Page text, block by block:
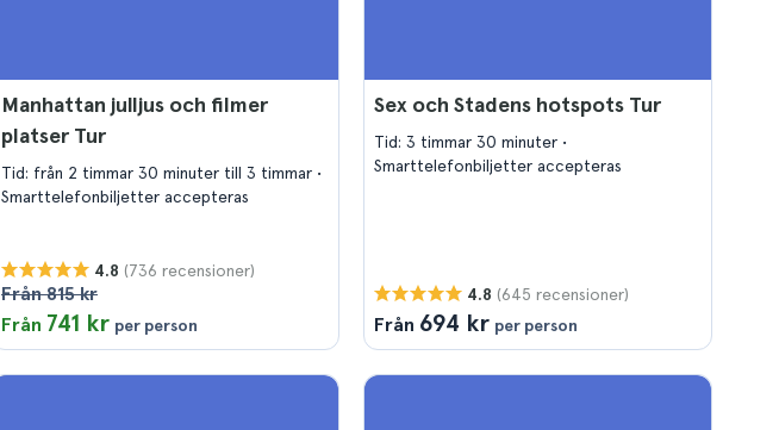
Manhattan julljus och filmer
platser Tur
Tid: från 2 timmar 30 minuter till 3 timmar
Smarttelefonbiljetter accepteras
4.8 (736 recensioner)
Från 815 kr
Från 741 kr per person
Sex och Stadens hotspots Tur
Tid: 3 timmar 30 minuter
Smarttelefonbiljetter accepteras
4.8 (645 recensioner)
Från 694 kr per person